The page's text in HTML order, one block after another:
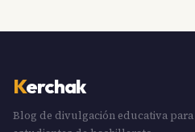
Kerchak
Blog de divulgación educativa para